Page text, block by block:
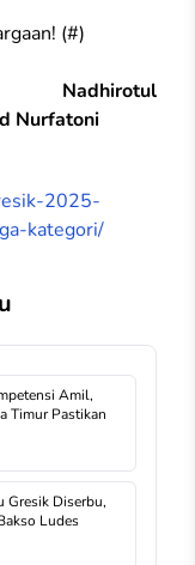
(#)
Nadhirotul
Nurfatoni
2025-
kategori/
Amil,
Timur Pastikan
Gresik Diserbu,
Ludes